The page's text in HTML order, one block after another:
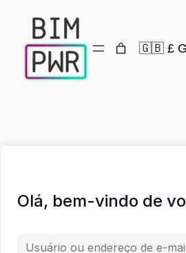
Olá, bem-vindo de